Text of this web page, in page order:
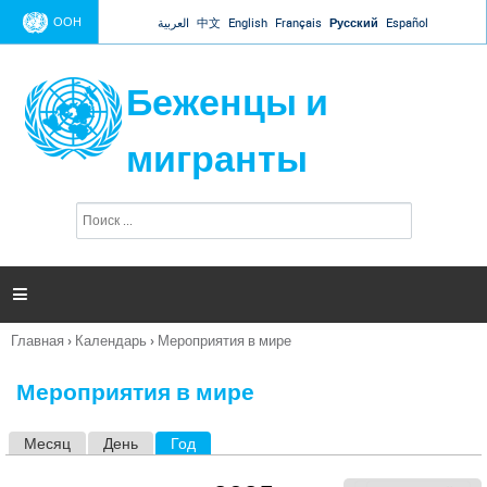
Jump to navigation
ООН العربية 中文 English Français Русский Español
Беженцы и
мигранты
п
и

Вы
Главная › Календарь › Мероприятия в мире
Мероприятия в мире
Месяц День Год